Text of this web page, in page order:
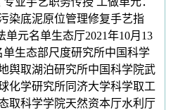
染底泥原位管理修复手艺指
单元名单生态厅2021年10月13
单生态部尺度研究所中国科学
舆取湖泊研究所中国科学院武
化学研究所同济大学科学取工
取科学学院天然资本厅水利厅